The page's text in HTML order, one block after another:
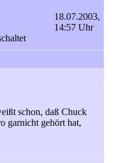
18.07.2003,
14:57 Uhr
schon, daß Chuck
garnicht gehört hat,